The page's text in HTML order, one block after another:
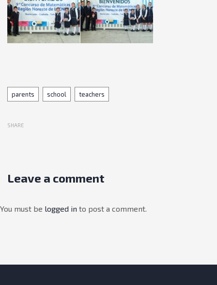
Tags
parents school teachers
SHARE
Leave a comment
You must be logged in to post a comment.